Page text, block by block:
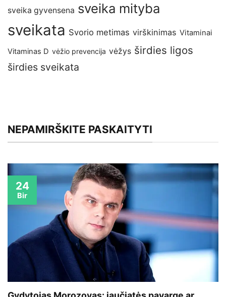
sveika gyvensena sveika mityba
sveikata Svorio metimas virškinimas Vitaminai
Vitaminas D vėžio prevencija vėžys širdies ligos
širdies sveikata
NEPAMIRŠKITE PASKAITYTI
24
Bir